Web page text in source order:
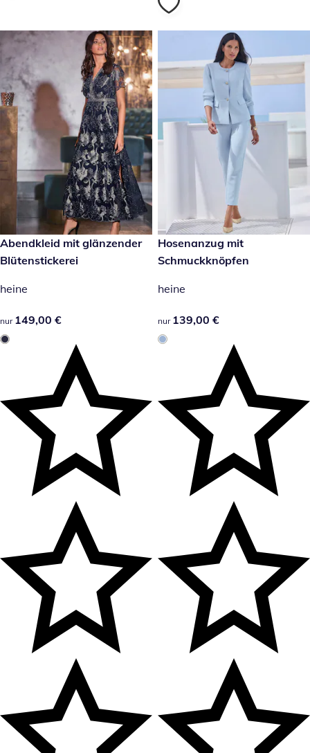
149,00 €
Abendkleid mit glänzender
Blütenstickerei
heine
149,00 €
nur 149,00 €
139,00 €
Hosenanzug mit
Schmuckknöpfen
heine
139,00 €
nur 139,00 €